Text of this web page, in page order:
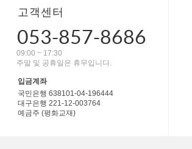
고객센터
053-857-8686
09:00 ~ 17:30
주말 및 공휴일은 휴무입니다.
입금계좌
국민은행 638101-04-196444
대구은행 221-12-003764
예금주 (평화교재)